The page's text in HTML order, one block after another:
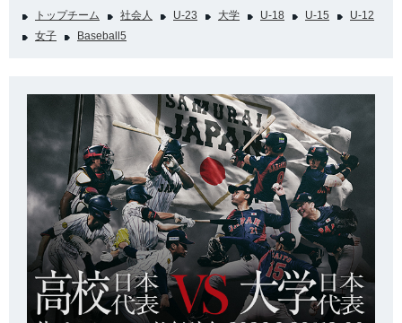
トップチーム 社会人 U-23 大学 U-18 U-15
U-12
女子
Baseball5